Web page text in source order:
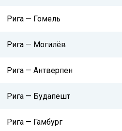
Рига — Гомель
Рига — Могилёв
Рига — Антверпен
Рига — Будапешт
Рига — Гамбург